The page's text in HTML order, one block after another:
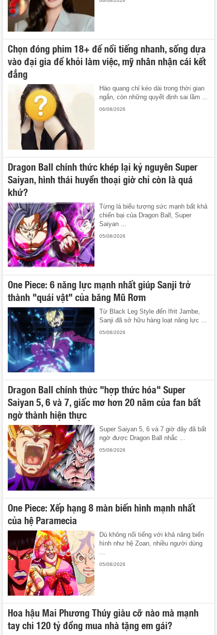
Chọn đóng phim 18+ để nổi tiếng nhanh, sống dựa
vào đại gia để khỏi làm việc, mỹ nhân nhận cái kết
đắng
Hào quang chỉ kéo dài trong thời gian
ngắn, còn những quyết định sai lầm ...
06/08/2026
Dragon Ball chính thức khép lại kỷ nguyên Super
Saiyan, hình thái huyền thoại giờ chỉ còn là quá
khứ?
Từng là biểu tượng sức mạnh bất khả
chiến bại của Dragon Ball, Super
Saiyan ...
05/08/2026
One Piece: 6 năng lực mạnh nhất giúp Sanji trở
thành "quái vật" của băng Mũ Rơm
Từ Black Leg Style đến Ifrit Jambe,
Sanji đã sở hữu hàng loạt năng lực ...
05/08/2026
Dragon Ball chính thức "hợp thức hóa" Super
Saiyan 5, 6 và 7, giấc mơ hơn 20 năm của fan bất
ngờ thành hiện thực
Super Saiyan 5, 6 và 7 giờ đây đã bất
ngờ được Dragon Ball nhắc ...
05/08/2026
One Piece: Xếp hạng 8 màn biến hình mạnh nhất
của hệ Paramecia
Dù không nổi tiếng với khả năng biến
hình như hệ Zoan, nhiều người dùng
05/08/2026
Hoa hậu Mai Phương Thúy giàu cỡ nào mà mạnh
tay chi 120 tỷ đồng mua nhà tặng em gái?